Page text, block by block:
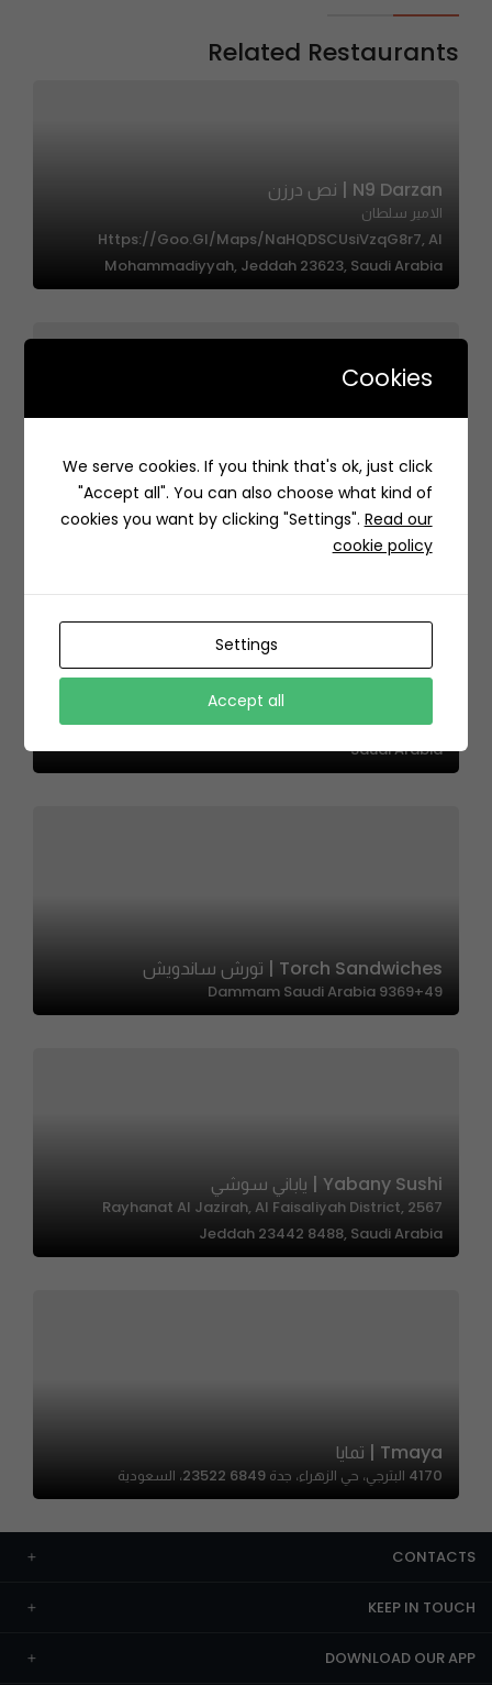
Related Restaurants
N9 Darzan | نص درزن
الامير سلطان
Https://goo.gl/maps/NaHQDSCUsiVzqG8r7, Al
Mohammadiyyah, Jeddah 23623, Saudi Arabia
دار رمان| DarRummman
محطة كهرباء حي قرطبة، 6441 طريق سعيد ابن زيد، قرطبة، الرياض
13248 2526، السعودية
4120 Al Batarji Branch, حي الزهراء، Jeddah 23522 6850,
Saudi Arabia
Torch Sandwiches | تورش ساندويش
9369+49 Dammam Saudi Arabia
Yabany Sushi | ياباني سوشي
2567 Rayhanat Al Jazirah, Al Faisaliyah District,
Jeddah 23442 8488, Saudi Arabia
Tmaya | تمايا
4170 البترجي، حي الزهراء، جدة 23522 6849، السعودية
CONTACTS
KEEP IN TOUCH
DOWNLOAD OUR APP
Cookies
We serve cookies. If you think that's ok, just click
"Accept all". You can also choose what kind of
cookies you want by clicking "Settings". Read our
cookie policy
Settings
Accept all